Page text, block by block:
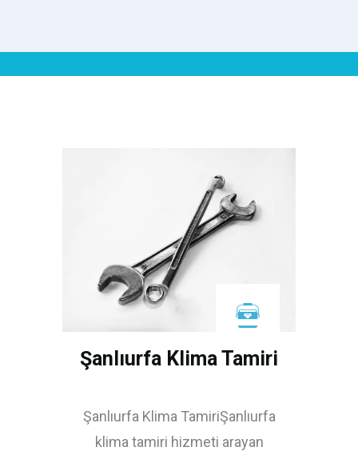
Şanlıurfa Klima Tamiri
Şanlıurfa Klima TamiriŞanlıurfa
klima tamiri hizmeti arayan